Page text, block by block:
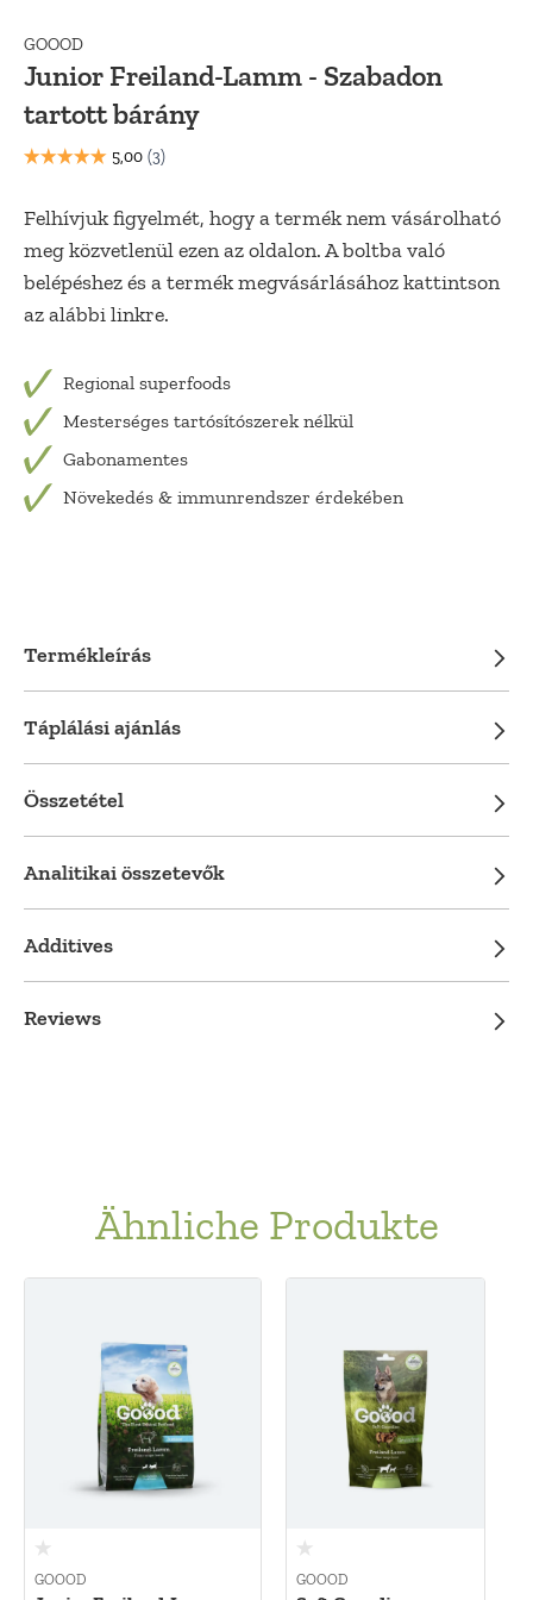
GOOOD
Junior Freiland-Lamm - Szabadon
tartott bárány
Felhívjuk figyelmét, hogy a termék nem vásárolható
meg közvetlenül ezen az oldalon. A boltba való
belépéshez és a termék megvásárlásához kattintson
az alábbi linkre.
Regional superfoods
Mesterséges tartósítószerek nélkül
Gabonamentes
Növekedés & immunrendszer érdekében
Termékleírás
Táplálási ajánlás
Összetétel
Analitikai összetevők
Additives
Reviews
Ähnliche Produkte
GOOOD GOOOD